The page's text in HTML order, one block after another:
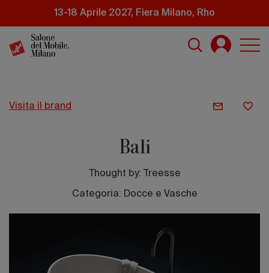
principale
13-18 Aprile 2027, Fiera Milano, Rho
visita il brand
Bali
Thought by: Treesse
Categoria: Docce e Vasche